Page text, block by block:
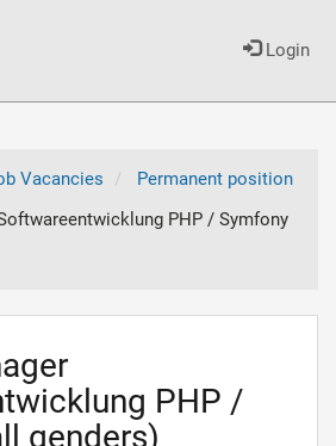
Login
Vacancies
Permanent position
PHP / Symfony
PHP /
genders)